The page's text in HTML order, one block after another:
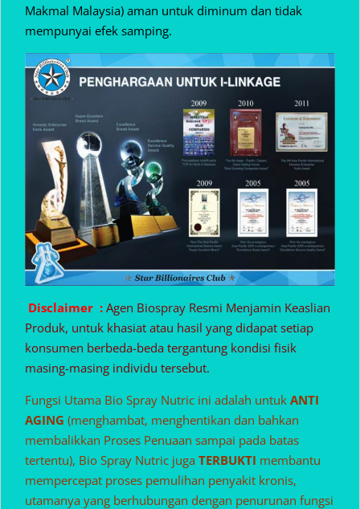
Makmal Malaysia) aman untuk diminum dan tidak
mempunyai efek samping.
Disclaimer : Agen Biospray Resmi Menjamin Keaslian
Produk, untuk khasiat atau hasil yang didapat setiap
konsumen berbeda-beda tergantung kondisi fisik
masing-masing individu tersebut.
Fungsi Utama Bio Spray Nutric ini adalah untuk ANTI
AGING (menghambat, menghentikan dan bahkan
membalikkan Proses Penuaan sampai pada batas
tertentu), Bio Spray Nutric juga TERBUKTI membantu
mempercepat proses pemulihan penyakit kronis,
utamanya yang berhubungan dengan penurunan fungsi